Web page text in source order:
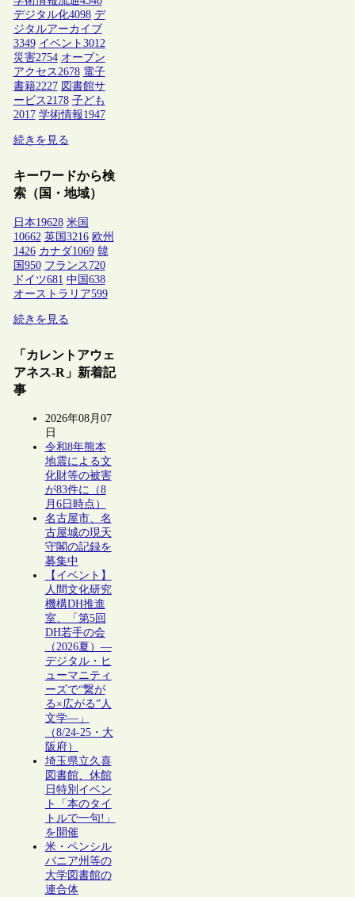
デジタル化4098 デ
ジタルアーカイブ
3349 イベント 3012
災害2754 オープン
アクセス2678 電子
書籍2227 図書館サ
ービス2178 子ども
2017 学術情報1947
続きを見る
キーワードから検
索（国・地域）
日本19628 米国
10662 英国 3216 欧州
1426 カナダ1069 韓
国 950 フランス 720
ドイツ681 中国 638
オーストラリア599
続きを見る
「カレントアウェ
アネス-R」新着記
事
2026年08月07
日
令和8年熊本
地震による文
化財等の被害
が83件に（8
月6日時点）
名古屋市、名
古屋城の現天
守閣の記録を
募集中
【イベント】
人間文化研究
機構DH推進
室、「第5回
DH若手の会
（2026夏）―
デジタル・ヒ
ューマニティ
ーズで“繋が
る×広がる”人
文学―」
（8/24-25・大
阪府）
埼玉県立久喜
図書館、休館
日特別イベン
ト「本のタイ
トルで一句!」
を開催
米・ペンシル
バニア州等の
大学図書館の
連合体